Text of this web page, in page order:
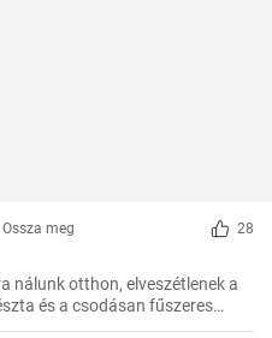
Ossza meg 28
nálunk otthon, elveszétlenek a
és a csodásan fűszeres
és már messziről éreztem